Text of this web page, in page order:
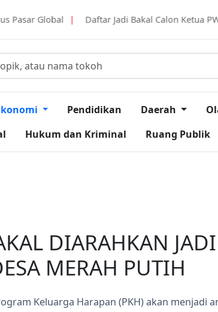
Jadi Bakal Calon Ketua PWI Jawa Barat, Tantan
Pendidikan Daerah
Hukum dan Kriminal Ruang Publik
DIARAHKAN JADI
MERAH PUTIH
Keluarga Harapan (PKH) akan menjadi